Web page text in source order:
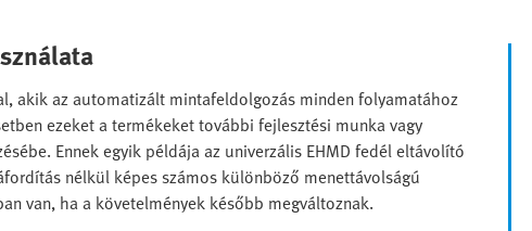
akik az automatizált mintafeldolgozás minden folyamatához
ezeket a termékeket további fejlesztési munka vagy
Ennek egyik példája az univerzális EHMD fedél eltávolító
nélkül képes számos különböző menettávolságú
van, ha a követelmények később megváltoznak.